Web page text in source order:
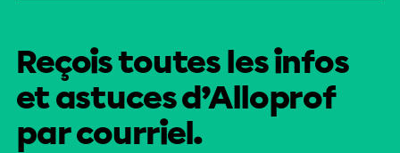
Reçois toutes les infos
et astuces d’Alloprof
par courriel.